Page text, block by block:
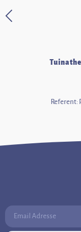
Zurück zur Startseite
Referent:
Email Adresse: